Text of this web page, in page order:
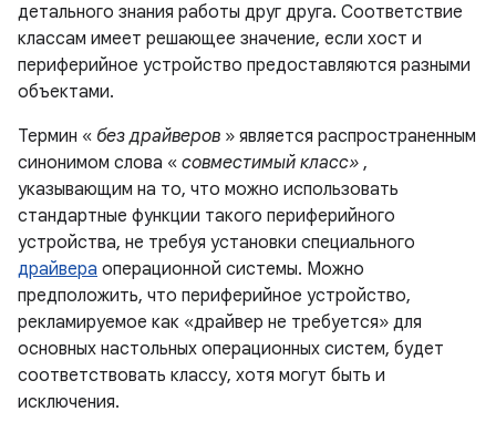
детального знания работы друг друга. Соответствие
классам имеет решающее значение, если хост и
периферийное устройство предоставляются разными
объектами.
Термин « без драйверов » является распространенным
синонимом слова « совместимый класс» ,
указывающим на то, что можно использовать
стандартные функции такого периферийного
устройства, не требуя установки специального
драйвера операционной системы. Можно
предположить, что периферийное устройство,
рекламируемое как «драйвер не требуется» для
основных настольных операционных систем, будет
соответствовать классу, хотя могут быть и
исключения.